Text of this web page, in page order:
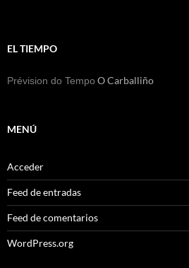
EL TIEMPO
Prévision do Tempo O Carballiño
MENÚ
Acceder
Feed de entradas
Feed de comentarios
WordPress.org